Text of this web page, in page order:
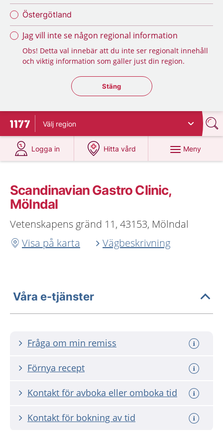
Östergötland
Jag vill inte se någon regional information
Obs! Detta val innebär att du inte ser regionalt innehåll
och viktig information som gäller just din region.
Stäng regionsväljaren
Stäng
Till startsidan för 1177
Välj region
Logga in
på 1177.se
Hitta vård
på 1177.se
Meny
Scandinavian Gastro Clinic,
Mölndal
Vetenskapens gränd 11, 43153, Mölndal
Visa på karta
Vägbeskrivning
Våra e-tjänster
Fråga om min remiss
Förnya recept
Kontakt för avboka eller omboka tid
Kontakt för bokning av tid